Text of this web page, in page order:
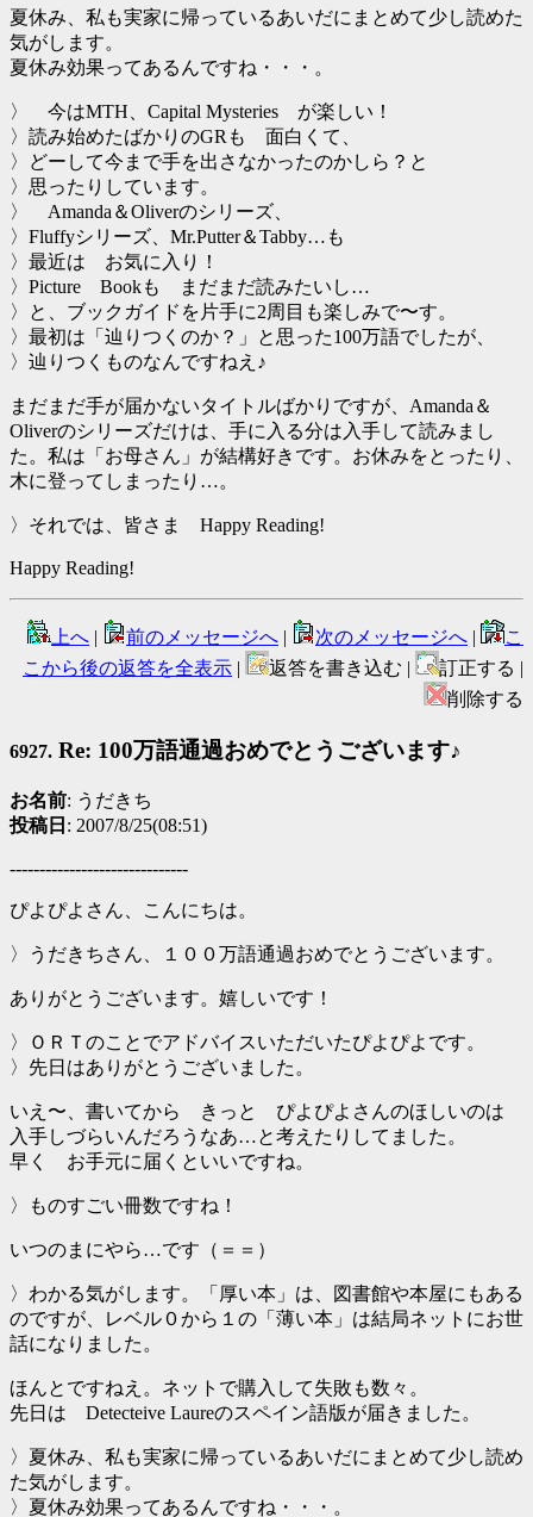
夏休み、私も実家に帰っているあいだにまとめて少し読めた
気がします。
夏休み効果ってあるんですね・・・。
〉 今はMTH、Capital Mysteries が楽しい！
〉読み始めたばかりのGRも 面白くて、
〉どーして今まで手を出さなかったのかしら？と
〉思ったりしています。
〉 Amanda＆Oliverのシリーズ、
〉Fluffyシリーズ、Mr.Putter＆Tabby…も
〉最近は お気に入り！
〉Picture Bookも まだまだ読みたいし…
〉と、ブックガイドを片手に2周目も楽しみで〜す。
〉最初は「辿りつくのか？」と思った100万語でしたが、
〉辿りつくものなんですねえ♪
まだまだ手が届かないタイトルばかりですが、Amanda＆
Oliverのシリーズだけは、手に入る分は入手して読みまし
た。私は「お母さん」が結構好きです。お休みをとったり、
木に登ってしまったり…。
〉それでは、皆さま Happy Reading!
Happy Reading!
上へ | 前のメッセージへ | 次のメッセージへ |
こ
こから後の返答を全表示 | 返答を書き込む |
訂正する |
削除する
6927. Re: 100万語通過おめでとうございます♪
お名前: うだきち
投稿日 : 2007/8/25(08:51)
------------------------------
ぴよぴよさん、こんにちは。
〉うだきちさん、１００万語通過おめでとうございます。
ありがとうございます。嬉しいです！
〉ＯＲＴのことでアドバイスいただいたぴよぴよです。
〉先日はありがとうございました。
いえ〜、書いてから きっと ぴよぴよさんのほしいのは
入手しづらいんだろうなあ…と考えたりしてました。
早く お手元に届くといいですね。
〉ものすごい冊数ですね！
いつのまにやら…です（＝＝）
〉わかる気がします。「厚い本」は、図書館や本屋にもある
のですが、レベル０から１の「薄い本」は結局ネットにお世
話になりました。
ほんとですねえ。ネットで購入して失敗も数々。
先日は Detecteive Laureのスペイン語版が届きました。
〉夏休み、私も実家に帰っているあいだにまとめて少し読め
た気がします。
〉夏休み効果ってあるんですね・・・。